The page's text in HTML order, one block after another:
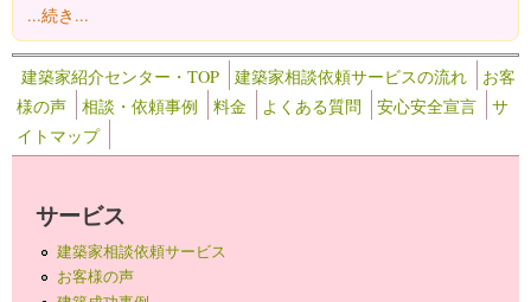
...続き...
建築家紹介センター・TOP 建築家相談依頼サービスの流れ
お客
様の声
相談・依頼事例 料金 よくある質問 安心安全宣言
サ
イトマップ
サービス
建築家相談依頼サービス
お客様の声